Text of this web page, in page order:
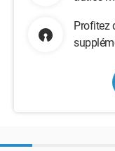
Profitez